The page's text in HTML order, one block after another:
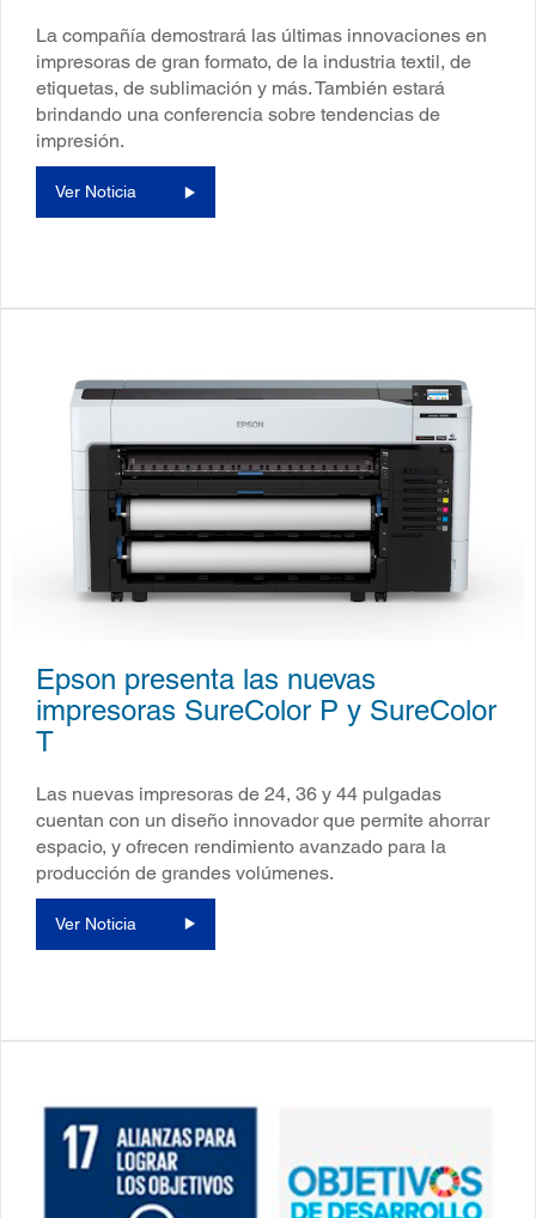
La compañía demostrará las últimas innovaciones en
impresoras de gran formato, de la industria textil, de
etiquetas, de sublimación y más. También estará
brindando una conferencia sobre tendencias de
impresión.
Ver Noticia
Epson presenta las nuevas
impresoras SureColor P y SureColor
T
Las nuevas impresoras de 24, 36 y 44 pulgadas
cuentan con un diseño innovador que permite ahorrar
espacio, y ofrecen rendimiento avanzado para la
producción de grandes volúmenes.
Ver Noticia